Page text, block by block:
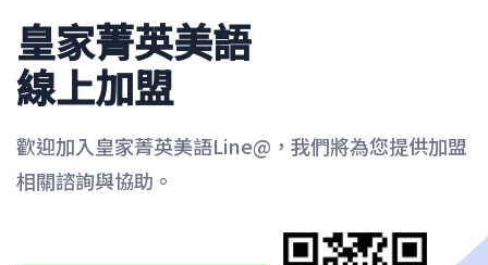
皇家菁英美語
線上加盟
歡迎加入皇家菁英美語Line@，我們將為您提供加盟
相關諮詢與協助。